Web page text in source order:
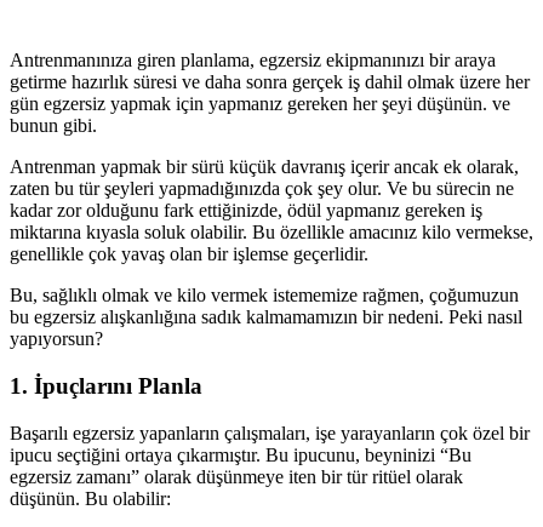
Antrenmanınıza giren planlama, egzersiz ekipmanınızı bir araya
getirme hazırlık süresi ve daha sonra gerçek iş dahil olmak üzere her
gün egzersiz yapmak için yapmanız gereken her şeyi düşünün. ve
bunun gibi.
Antrenman yapmak bir sürü küçük davranış içerir ancak ek olarak,
zaten bu tür şeyleri yapmadığınızda çok şey olur. Ve bu sürecin ne
kadar zor olduğunu fark ettiğinizde, ödül yapmanız gereken iş
miktarına kıyasla soluk olabilir. Bu özellikle amacınız kilo vermekse,
genellikle çok yavaş olan bir işlemse geçerlidir.
Bu, sağlıklı olmak ve kilo vermek istememize rağmen, çoğumuzun
bu egzersiz alışkanlığına sadık kalmamamızın bir nedeni. Peki nasıl
yapıyorsun?
1. İpuçlarını Planla
Başarılı egzersiz yapanların çalışmaları, işe yarayanların çok özel bir
ipucu seçtiğini ortaya çıkarmıştır. Bu ipucunu, beyninizi “Bu
egzersiz zamanı” olarak düşünmeye iten bir tür ritüel olarak
düşünün. Bu olabilir: